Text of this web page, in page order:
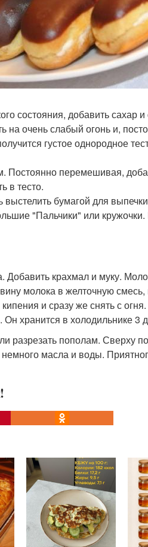
состояния, добавить сахар
на очень слабый огонь и,
густое однородное
Постоянно перемешивая,
в тесто.
выстелить бумагой для
"Пальчики" или
Добавить крахмал и муку.
молока в желточную
и сразу же снять с
хранится в холодильнике 3
разрезать пополам. Сверху
масла и воды.